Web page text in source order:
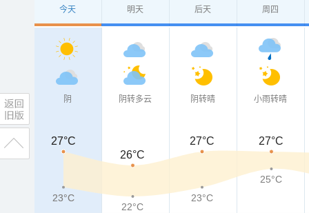
今天 明天 后天 周四
阴 阴转多云 阴转晴 小雨转晴
27°C
27°C
26°C
27°C 27°C
23°C
23°C
22°C
23°C
25°C